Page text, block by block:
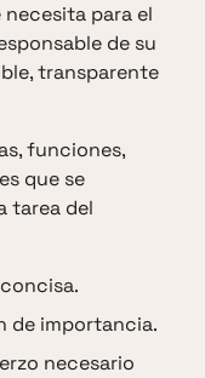
para el
de su
transparente
funciones,
que se
tarea del
de importancia.
necesario